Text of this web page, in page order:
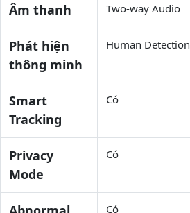
Âm thanh Two-way Audio
Phát hiện
thông minh
Human Detection
Smart
Tracking
Có
Privacy
Mode
Có
Có